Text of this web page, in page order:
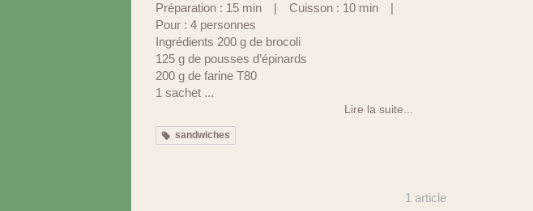
Préparation : 15 min | Cuisson : 10 min |
Pour : 4 personnes
Ingrédients 200 g de brocoli
125 g de pousses d’épinards
200 g de farine T80
1 sachet ...
Lire la suite...
sandwiches
1 article